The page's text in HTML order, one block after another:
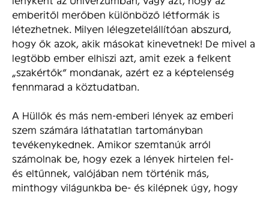
emberitől merőben különböző létformák is
létezhetnek. Milyen lélegzetelállítóan abszurd,
hogy ők azok, akik másokat kinevetnek! De mivel a
legtöbb ember elhiszi azt, amit ezek a felkent
„szakértők” mondanak, azért ez a képtelenség
fennmarad a köztudatban.
A Hüllők és más nem-emberi lények az emberi
szem számára láthatatlan tartományban
tevékenykednek. Amikor szemtanúk arról
számolnak be, hogy ezek a lények hirtelen fel-
és eltűnnek, valójában nem történik más,
minthogy világunkba be- és kilépnek úgy, hogy